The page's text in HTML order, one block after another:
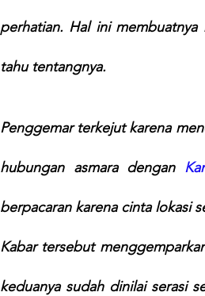
perhatian. Hal ini
tahu tentangnya.
Penggemar terkejut karena
hubungan asmara dengan
berpacaran karena cinta lokasi
Kabar tersebut
keduanya sudah dinilai serasi